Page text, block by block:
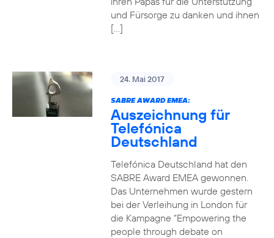
und Fürsorge zu danken und ihnen
[…]
24. Mai 2017
SABRE AWARD EMEA:
Auszeichnung für
Telefónica
Deutschland
Telefónica Deutschland hat den
SABRE Award EMEA gewonnen.
Das Unternehmen wurde gestern
bei der Verleihung in London für
die Kampagne “Empowering the
people through debate on